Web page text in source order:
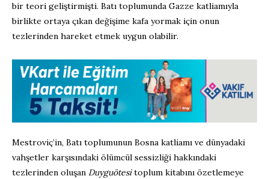
bir teori geliştirmişti. Batı toplumunda Gazze katliamıyla
birlikte ortaya çıkan değişime kafa yormak için onun
tezlerinden hareket etmek uygun olabilir.
Mestroviç’in, Batı toplumunun Bosna katliamı ve dünyadaki
vahşetler karşısındaki ölümcül sessizliği hakkındaki
tezlerinden oluşan Duyguötesitoplum kitabını özetlemeye